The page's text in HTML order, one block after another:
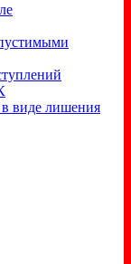
в виде лишения